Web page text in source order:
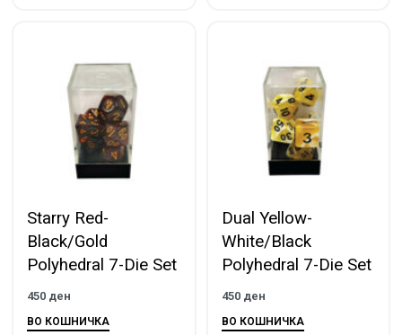
Starry Red-
Black/Gold
Polyhedral 7-Die Set
450 ден
ВО КОШНИЧКА
Dual Yellow-
White/Black
Polyhedral 7-Die Set
450 ден
ВО КОШНИЧКА